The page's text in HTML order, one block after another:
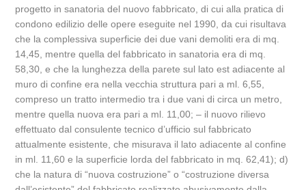
progetto in sanatoria del nuovo fabbricato, di cui alla pratica di
condono edilizio delle opere eseguite nel 1990, da cui risultava
che la complessiva superficie dei due vani demoliti era di mq.
14,45, mentre quella del fabbricato in sanatoria era di mq.
58,30, e che la lunghezza della parete sul lato est adiacente al
muro di confine era nella vecchia struttura pari a ml. 6,55,
compreso un tratto intermedio tra i due vani di circa un metro,
mentre quella nuova era pari a ml. 11,00; – il nuovo rilievo
effettuato dal consulente tecnico d’ufficio sul fabbricato
attualmente esistente, che misurava il lato adiacente al confine
in ml. 11,60 e la superficie lorda del fabbricato in mq. 62,41); d)
che la natura di “nuova costruzione” o “costruzione diversa